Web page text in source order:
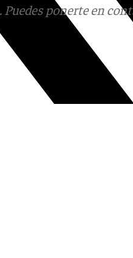
. Puedes ponerte en